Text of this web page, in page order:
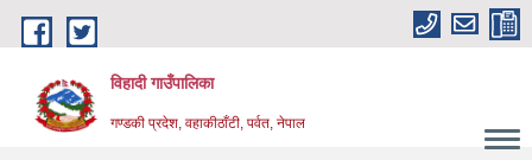
Skip to main content
विहादी गाउँपालिका
गण्डकी प्रदेश, वहाकीठाँटी, पर्वत, नेपाल